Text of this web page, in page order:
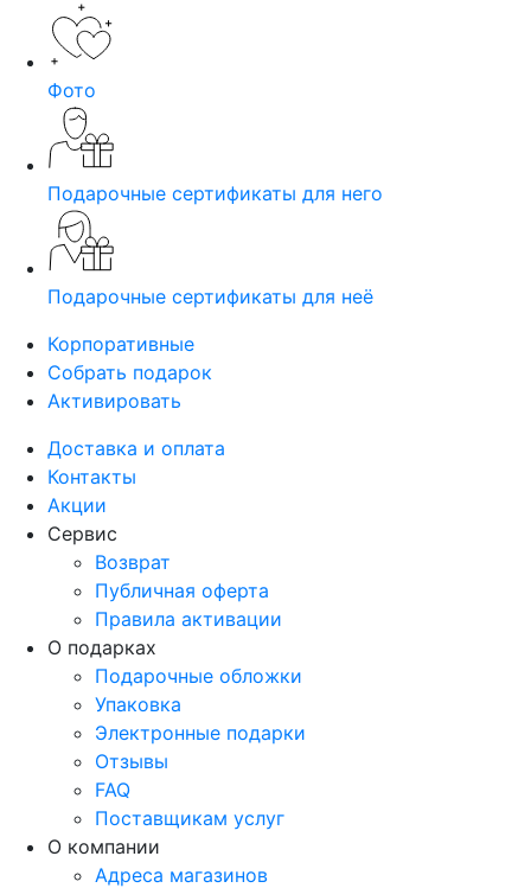
Фото
Подарочные сертификаты для него
Подарочные сертификаты для неё
Корпоративные
Собрать подарок
Активировать
Доставка и оплата
Контакты
Акции
Сервис
Возврат
Публичная оферта
Правила активации
О подарках
Подарочные обложки
Упаковка
Электронные подарки
Отзывы
FAQ
Поставщикам услуг
О компании
Адреса магазинов